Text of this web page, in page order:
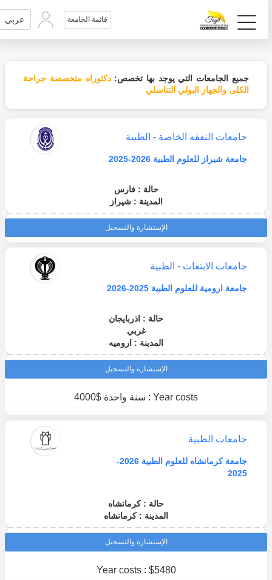
قائمة الجامعة عربي
جميع الجامعات التي يوجد بها تخصص: دكتوراه متخصصة جراحة
الكلى والجهاز البولي التناسلي
جامعات النفقه الخاصة - الطبية
جامعة شيراز للعلوم الطبية 2026-2025
حالة : فارس
المدينة : شيراز
الإستشارة والتسجيل
جامعات الابتعاث - الطبية
جامعة ارومية للعلوم الطبية 2025-2026
حالة : اذربايجان
غربي
المدينة : اروميه
الإستشارة والتسجيل
Year costs : سنة واحدة $4000
جامعات الطبية
جامعة كرمانشاه للعلوم الطبية 2026-
2025
حالة : كرمانشاه
المدينة : كرمانشاه
الإستشارة والتسجيل
Year costs : $5480